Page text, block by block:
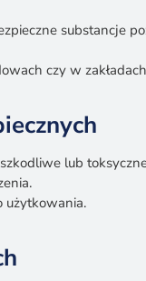
substancje
czy w
lub
użytkowania.